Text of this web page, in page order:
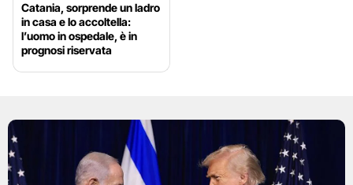
Catania, sorprende un ladro
in casa e lo accoltella:
l’uomo in ospedale, è in
prognosi riservata